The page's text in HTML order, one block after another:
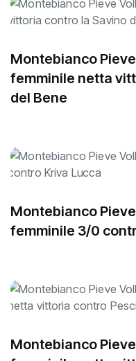
Montebianco
femminile netta
del Bene
Montebianco
femminile 3/0
Montebianco